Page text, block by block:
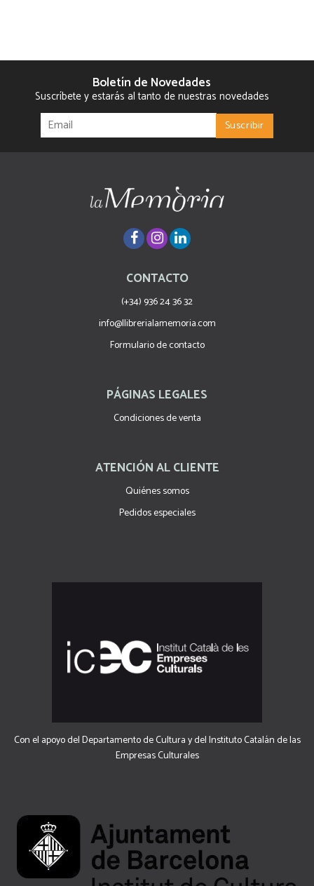
Boletín de Novedades
Suscríbete y estarás al tanto de nuestras novedades
CONTACTO
(+34) 936 24 36 32
info@llibrerialamemoria.com
Formulario de contacto
PÁGINAS LEGALES
Condiciones de venta
ATENCIÓN AL CLIENTE
Quiénes somos
Pedidos especiales
Con el apoyo del Departamento de Cultura y del Instituto Catalán de las
Empresas Culturales